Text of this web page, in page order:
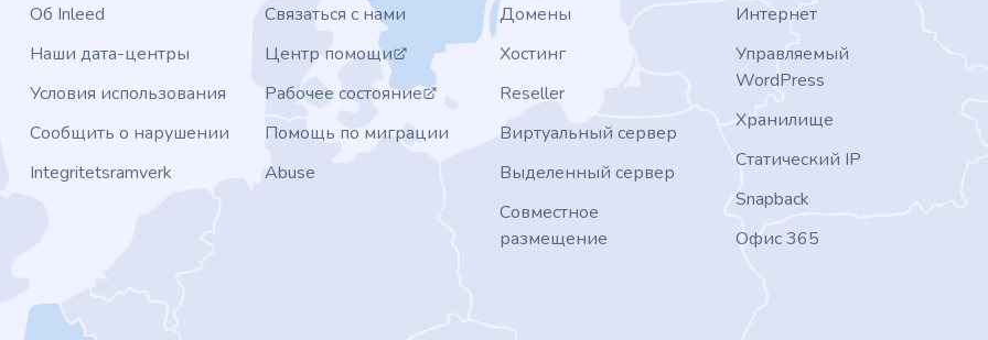
Об Inleed
Наши дата-центры
Условия использования
Сообщить о нарушении
Integritetsramverk
Связаться с нами
Центр помощи
Рабочее состояние
Помощь по миграции
Abuse
Домены
Хостинг
Reseller
Виртуальный сервер
Выделенный сервер
Совместное
размещение
Интернет
Управляемый
WordPress
Хранилище
Статический IP
Snapback
Офис 365